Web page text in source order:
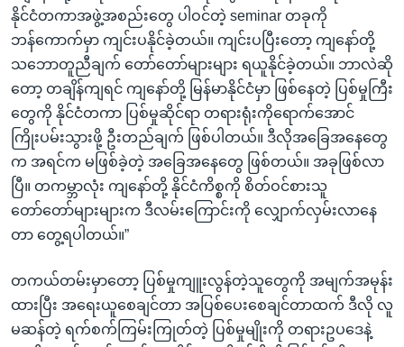
နိုင်ငံတကာအဖွဲ့အစည်းတွေ ပါဝင်တဲ့ seminar တခုကို
ဘန်ကောက်မှာ ကျင်းပနိုင်ခဲ့တယ်။ ကျင်းပပြီးတော့ ကျနော်တို့
သဘောတူညီချက် တော်တော်များများ ရယူနိုင်ခဲ့တယ်။ ဘာလဲဆို
တော့ တချိန်ကျရင် ကျနော်တို့ မြန်မာနိုင်ငံမှာ ဖြစ်နေတဲ့ ပြစ်မှုကြီး
တွေကို နိုင်ငံတကာ ပြစ်မှုဆိုင်ရာ တရားရုံးကိုရောက်အောင်
ကြိုးပမ်းသွားဖို့ ဦးတည်ချက် ဖြစ်ပါတယ်။ ဒီလိုအခြေအနေတွေ
က အရင်က မဖြစ်ခဲ့တဲ့ အခြေအနေတွေ ဖြစ်တယ်။ အခုဖြစ်လာ
ပြီ။ တကမ္ဘာလုံး ကျနော်တို့ နိုင်ငံကိစ္စကို စိတ်ဝင်စားသူ
တော်တော်များများက ဒီလမ်းကြောင်းကို လျှောက်လှမ်းလာနေ
တာ တွေ့ရပါတယ်။”
တကယ်တမ်းမှာတော့ ပြစ်မှုကျူးလွန်တဲ့သူတွေကို အမျက်အမုန်း
ထားပြီး အရေးယူစေချင်တာ အပြစ်ပေးစေချင်တာထက် ဒီလို လူ
မဆန်တဲ့ ရက်စက်ကြမ်းကြုတ်တဲ့ ပြစ်မှုမျိုးကို တရားဥပဒေနဲ့